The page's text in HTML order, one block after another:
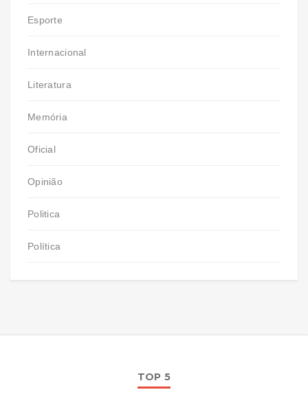
Esporte
Internacional
Literatura
Memória
Oficial
Opinião
Politica
Política
TOP 5